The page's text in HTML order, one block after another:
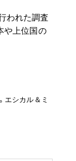
われた調査
や上位国の
エシカル＆ミ